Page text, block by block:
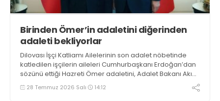
Birinden Ömer’in adaletini diğerinden
adaleti bekliyorlar
Dilovası İşçi Katliamı Ailelerinin son adalet nöbetinde
katledilen işçilerin aileleri Cumhurbaşkanı Erdoğan’dan
sözünü ettiği Hazreti Ömer adaletini, Adalet Bakanı Akın
Gürlek’ten adalet beklediklerini söyledi
28 Temmuz 2026 Salı 14:12